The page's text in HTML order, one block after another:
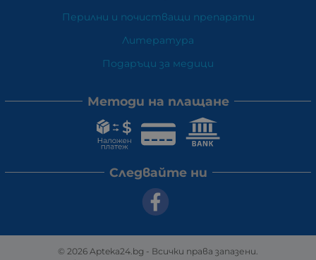
Перилни и почистващи препарати
Литература
Подаръци за медици
Методи на плащане
Следвайте ни
© 2026 Apteka24.bg - Всички права запазени.